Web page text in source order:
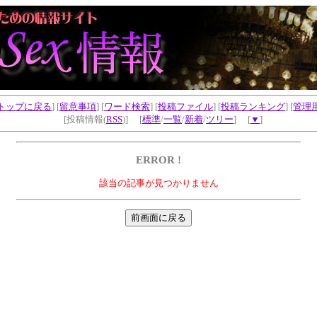
ップに戻る] [留意事項] [ワード検索] [投稿ファイル] [投稿ランキング] [管理
[投稿情報(RSS)] [標準/一覧/新着/ツリー] [▼ ]
ERROR !
該当の記事が見つかりません